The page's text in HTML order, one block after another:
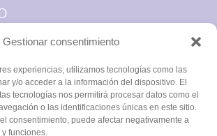
Gestionar consentimiento
experiencias, utilizamos tecnologías como las
y/o acceder a la información del dispositivo. El
tecnologías nos permitirá procesar datos como el
o las identificaciones únicas en este sitio.
consentimiento, puede afectar negativamente a
funciones.
horas